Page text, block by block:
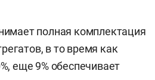
полная комплектация
в то время как
еще 9% обеспечивает